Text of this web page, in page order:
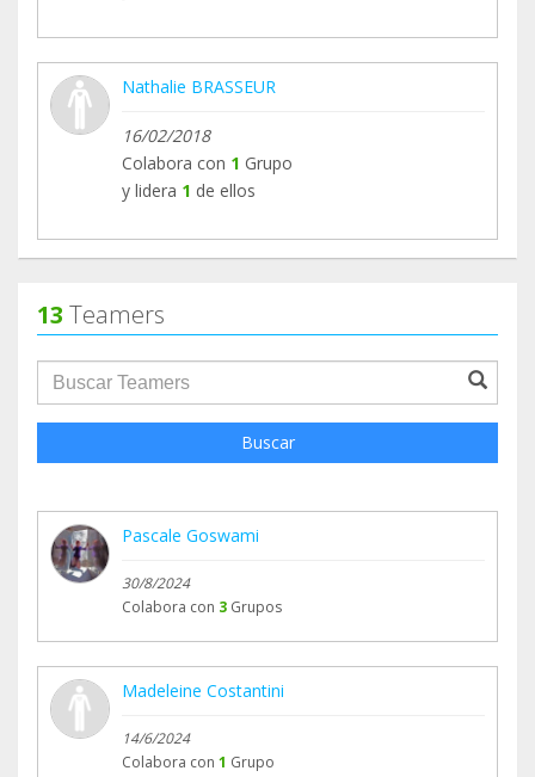
Nathalie BRASSEUR
16/02/2018
Colabora con 1 Grupo
y lidera 1 de ellos
13 Teamers
groupProfile.searchForm.search.text???
Buscar
Pascale Goswami
30/8/2024
Colabora con 3 Grupos
Madeleine Costantini
14/6/2024
Colabora con 1 Grupo